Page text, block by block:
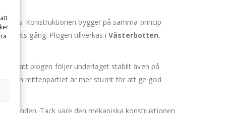
Konstruktionen bygger på samma princip
gång. Plogen tillverkas iVästerbotten,
gör att plogen följer underlaget stabilt även på
mittenpartiet är mer stumt för att ge god
Tack vare den mekaniska konstruktionen